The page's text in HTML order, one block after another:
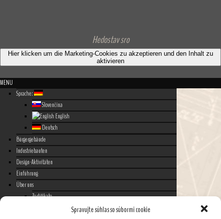
Spravujte súhlas so súbormi cookie
Hedostav sro
Hier klicken um die Marketing-Cookies zu akzeptieren und den Inhalt zu
aktivieren
MENU
Sprache:
Slovenčina
English
Deutsch
Bürgergebäude
Industriebauten
Design-Aktivitäten
Einführung
Über uns
Zertifikate
Maschinenausrüstung und technische Ausrüstung